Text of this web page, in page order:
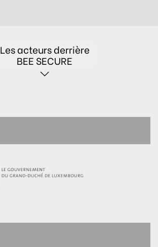
Les acteurs derrière
BEE SECURE